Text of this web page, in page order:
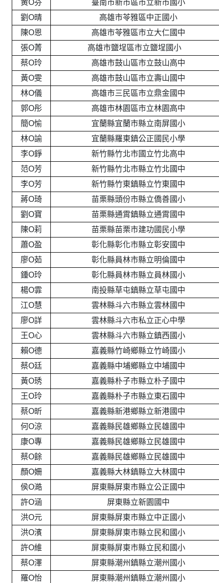
黄O芬
臺南市新市區市立新市國小
劉O晴
高雄市苓雅區中正國小
陳O恩
高雄市苓雅區市立大仁國中
張O菁
高雄市鹽埕區市立鹽埕國小
蔡O玲
高雄市鼓山區市立鼓山高中
黃O雯
高雄市鼓山區市立壽山國中
林O儀
高雄市三民區市立鼎金國中
郭O彤
高雄市林園區市立林園高中
簡O愉
宜蘭縣宜蘭市縣立南屏國小
林O諭
宜蘭縣羅東鎮公正國民小學
李O錚
新竹縣竹北市國立竹北高中
范O芳
新竹縣竹北市縣立竹北國中
李O芳
新竹縣竹東鎮縣立竹東國中
蔣O琦
苗栗縣頭份市縣立僑善國小
劉O寶
苗栗縣通霄鎮縣立通霄國中
陳O莉
苗栗縣苗栗市建功國民小學
蕭O盈
彰化縣彰化市縣立彰安國中
廖O茹
彰化縣員林市縣立明倫國中
鍾O玲
彰化縣員林市縣立員林國小
楊O霏
南投縣草屯鎮縣立草屯國中
江O慧
雲林縣斗六市縣立雲林國中
廖O詳
雲林縣斗六市私立正心中學
王O心
雲林縣斗六市縣立鎮西國小
賴O德
嘉義縣竹崎鄉縣立竹崎國小
蔡O廷
嘉義縣中埔鄉縣立中埔國中
黃O琇
嘉義縣朴子市縣立朴子國中
王O玲
嘉義縣朴子市縣立東石國中
蔡O昕
嘉義縣新港鄉縣立新港國中
何O涼
嘉義縣民雄鄉縣立民雄國中
康O專
嘉義縣民雄鄉縣立民雄國中
蔡O餘
嘉義縣民雄鄉縣立民雄國中
顏O姍
嘉義縣大林鎮縣立大林國中
侯O澔
屏東縣屏東市縣立公正國中
許O涵
屏東縣立新園國中
洪O元
屏東縣屏東市縣立中正國小
洪O濱
屏東縣屏東市縣立民和國小
許O維
屏東縣屏東市縣立民和國小
蔡O澤
屏東縣潮州鎮縣立潮州國小
羅O怡
屏東縣潮州鎮縣立潮州國小